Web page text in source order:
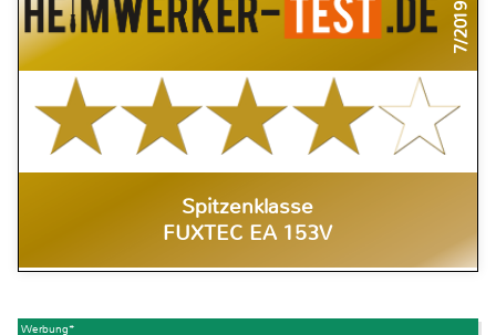
7/2019
Spitzenklasse
FUXTEC EA 153V
Werbung*